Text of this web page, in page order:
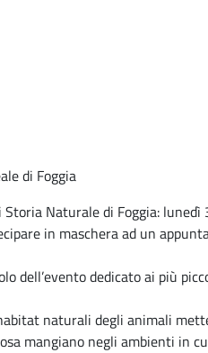
di Foggia
Storia Naturale di Foggia:
in maschera ad un
dell’evento dedicato ai più
naturali degli animali
mangiano negli ambienti in